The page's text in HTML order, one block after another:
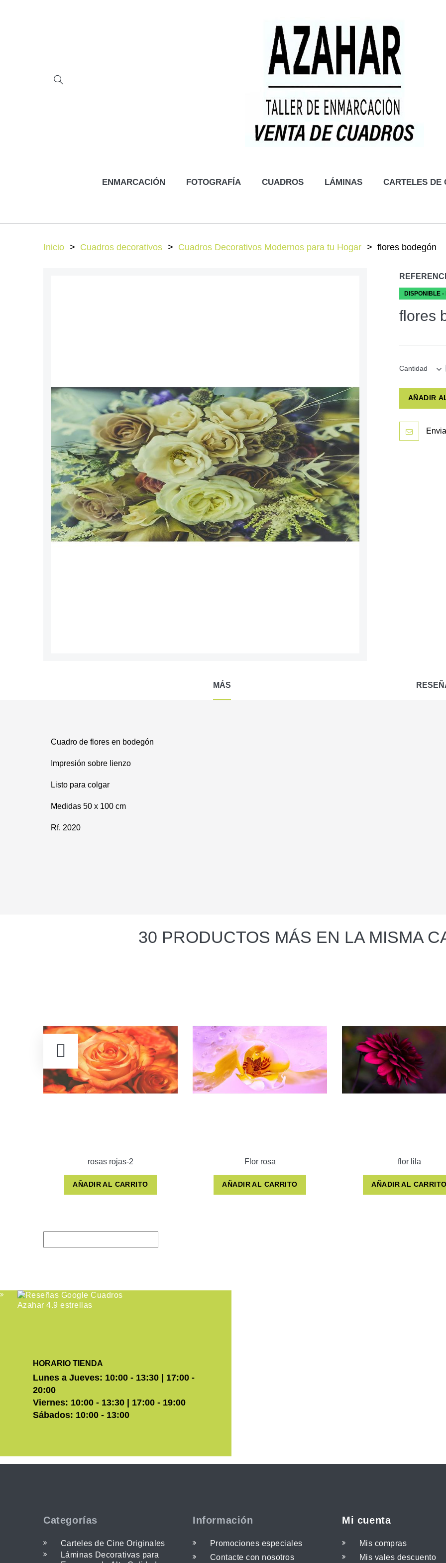
ENMARCACIÓN FOTOGRAFÍA CUADROS LÁMINAS CARTELES DE
Inicio Cuadros decorativos Cuadros Decorativos Modernos para tu Hogar flores bodegón
DISPONIBLE
flores
Cantidad
AÑADIR
MÁS
Cuadro de flores en bodegón
Impresión sobre lienzo
Listo para colgar
Medidas 50 x 100 cm
Rf. 2020
30 PRODUCTOS MÁS EN LA MISMA
rosas rojas-2
AÑADIR AL CARRITO
Flor rosa
AÑADIR AL CARRITO
flor lila
AÑADIR AL
HORARIO TIENDA
Lunes a Jueves: 10:00 - 13:30 | 17:00 -
20:00
Viernes: 10:00 - 13:30 | 17:00 - 19:00
Sábados: 10:00 - 13:00
Categorías
Carteles de Cine Originales
Láminas Decorativas para
Información
Promociones especiales
Contacte con nosotros
Mi cuenta
Mis compras
Mis vales descuento